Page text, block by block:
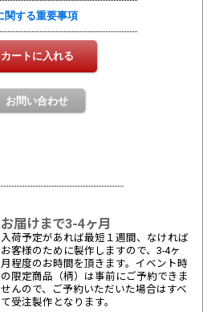
お届けまで3-4ヶ月
入荷予定があれば最短１週間、なければ
お客様のために製作しますので、3-4ヶ
月程度のお時間を頂きます。イベント時
の限定商品（柄）は事前にご予約できま
せんので、ご予約いただいた場合はすべ
て受注製作となります。